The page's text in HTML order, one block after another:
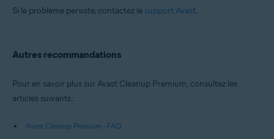
Si le problème persiste, contactez le support Avast.
Autres recommandations
Pour en savoir plus sur Avast Cleanup Premium, consultez les
articles suivants :
Avast Cleanup Premium - FAQ